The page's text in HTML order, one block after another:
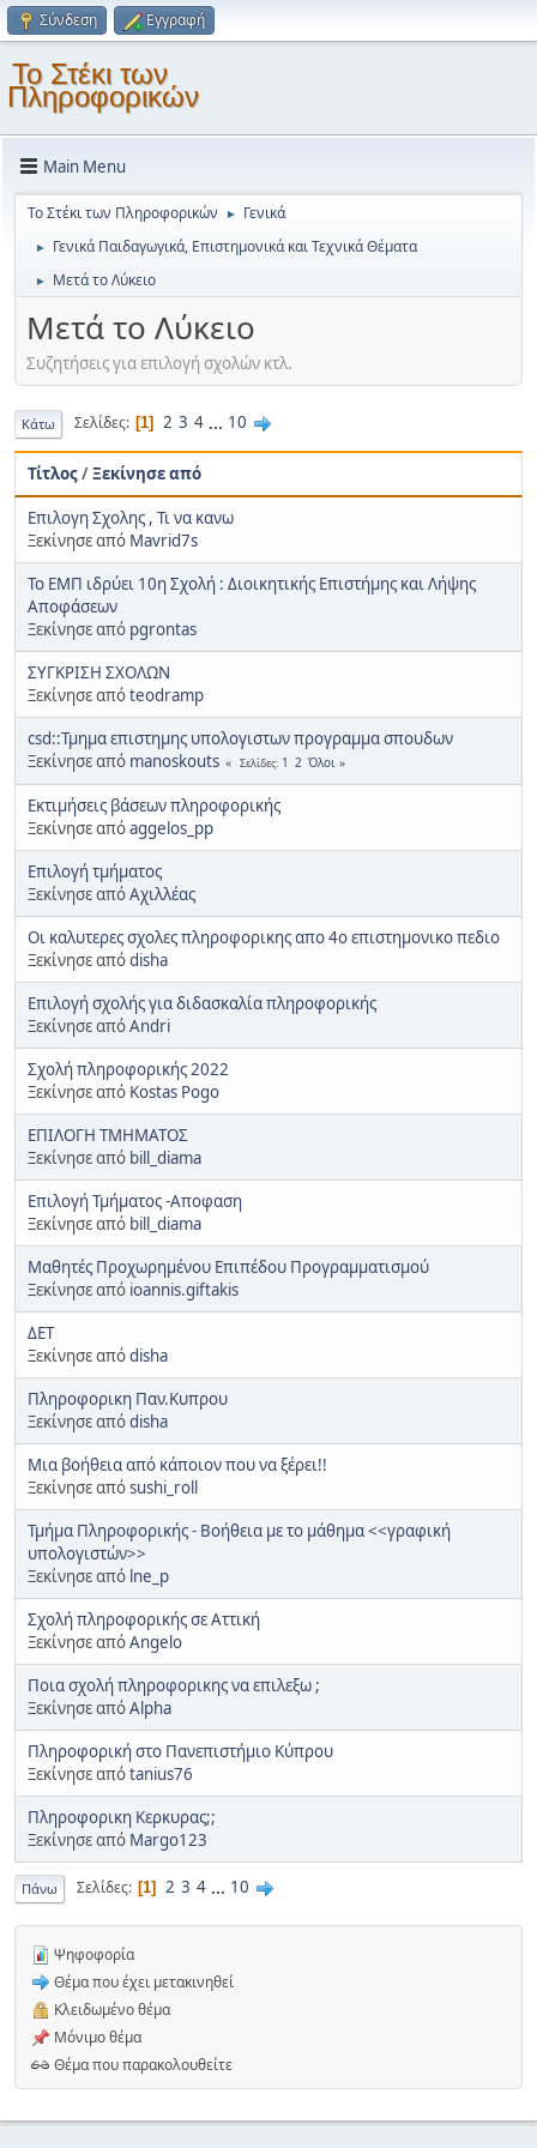
Σύνδεση Εγγραφή
Το Στέκι των
Πληροφορικών
Main Menu
Το Στέκι των Πληροφορικών ► Γενικά
► Γενικά Παιδαγωγικά, Επιστημονικά και Τεχνικά Θέματα
► Μετά το Λύκειο
Μετά το Λύκειο
Συζητήσεις για επιλογή σχολών κτλ.
Κάτω Σελίδες 1 2 3 4 ... 10
Τίτλος/Ξεκίνησε από
Επιλογη Σχολης , Τι να κανω
Ξεκίνησε από Mavrid7s
Το ΕΜΠ ιδρύει 10η Σχολή : Διοικητικής Επιστήμης και Λήψης
Αποφάσεων
Ξεκίνησε από pgrontas
ΣΥΓΚΡΙΣΗ ΣΧΟΛΩΝ
Ξεκίνησε απόteodramp
csd::Τμημα επιστημης υπολογιστων προγραμμα σπουδων
Ξεκίνησε από manoskouts Σελίδες 1 2 Όλοι
Εκτιμήσεις βάσεων πληροφορικής
Ξεκίνησε απόaggelos_pp
Επιλογή τμήματος
Ξεκίνησε απόΑχιλλέας
Οι καλυτερες σχολες πληροφορικης απο 4ο επιστημονικο πεδιο
Ξεκίνησε απόdisha
Επιλογή σχολής για διδασκαλία πληροφορικής
Ξεκίνησε απόAndri
Σχολή πληροφορικής 2022
Ξεκίνησε από Kostas Pogo
ΕΠΙΛΟΓΗ ΤΜΗΜΑΤΟΣ
Ξεκίνησε από bill_diama
Επιλογή Τμήματος -Αποφαση
Ξεκίνησε από bill_diama
Μαθητές Προχωρημένου Επιπέδου Προγραμματισμού
Ξεκίνησε από ioannis.giftakis
ΔΕΤ
Ξεκίνησε απόdisha
Πληροφορικη Παν.Κυπρου
Ξεκίνησε απόdisha
Μια βοήθεια από κάποιον που να ξέρει!!
Ξεκίνησε απόsushi_roll
Τμήμα Πληροφορικής - Βοήθεια με το μάθημα <<γραφική
υπολογιστών>>
Ξεκίνησε από lne_p
Σχολή πληροφορικής σε Αττική
Ξεκίνησε απόAngelo
Ποια σχολή πληροφορικης να επιλεξω ;
Ξεκίνησε απόAlpha
Πληροφορική στο Πανεπιστήμιο Κύπρου
Ξεκίνησε απόtanius76
Πληροφορικη Κερκυρας;;
Ξεκίνησε από Margo123
Πάνω Σελίδες 1 2 3 4 ... 10
Ψηφοφορία
Θέμα που έχει μετακινηθεί
Κλειδωμένο θέμα
Μόνιμο θέμα
Θέμα που παρακολουθείτε